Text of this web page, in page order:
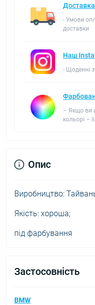
Доставка
- Умови
доставки
Наш
- Щоденні
– Якщо ви
кольорі –
Опис
Виробництво:
Якість: хороша;
під фарбування
Застосовність
BMW